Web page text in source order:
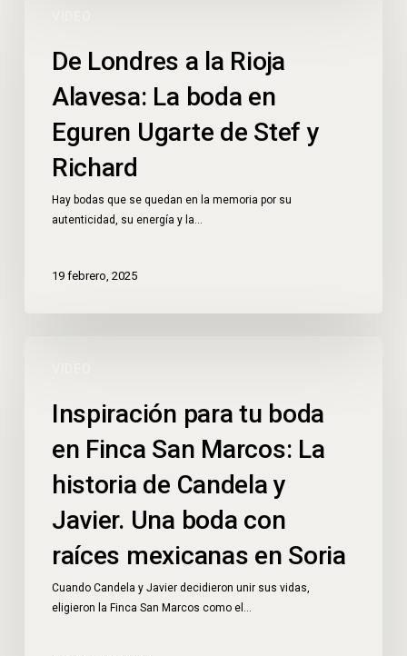
De Londres a la Rioja
Alavesa: La boda en
Eguren Ugarte de Stef y
Richard
Hay bodas que se quedan en la memoria por su
autenticidad, su energía y la…
19 febrero, 2025
Inspiración para tu boda
en Finca San Marcos: La
historia de Candela y
Javier. Una boda con
raíces mexicanas en Soria
Cuando Candela y Javier decidieron unir sus vidas,
eligieron la Finca San Marcos como el…